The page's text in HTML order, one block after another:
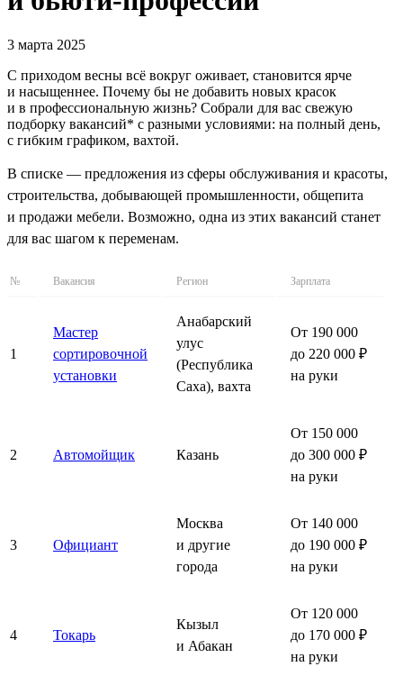
3 марта 2025
С приходом весны всё вокруг оживает, становится ярче
и насыщеннее. Почему бы не добавить новых красок
и в профессиональную жизнь? Собрали для вас свежую
подборку вакансий* с разными условиями: на полный день,
с гибким графиком, вахтой.
В списке — предложения из сферы обслуживания и красоты,
строительства, добывающей промышленности, общепита
и продажи мебели. Возможно, одна из этих вакансий станет
для вас шагом к переменам.
№ Вакансия Регион Зарплата
1
Мастер
сортировочной
установки
Анабарский
улус
(Республика
Саха), вахта
От 190 000
до 220 000 ₽
на руки
2 Автомойщик Казань
От 150 000
до 300 000 ₽
на руки
3 Официант
Москва
и другие
города
От 140 000
до 190 000 ₽
на руки
4 Токарь
Кызыл
и Абакан
От 120 000
до 170 000 ₽
на руки